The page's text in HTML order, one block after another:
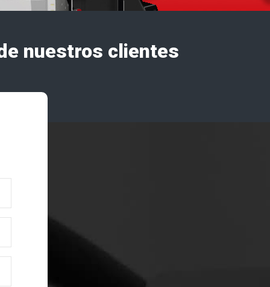
nuestros clientes